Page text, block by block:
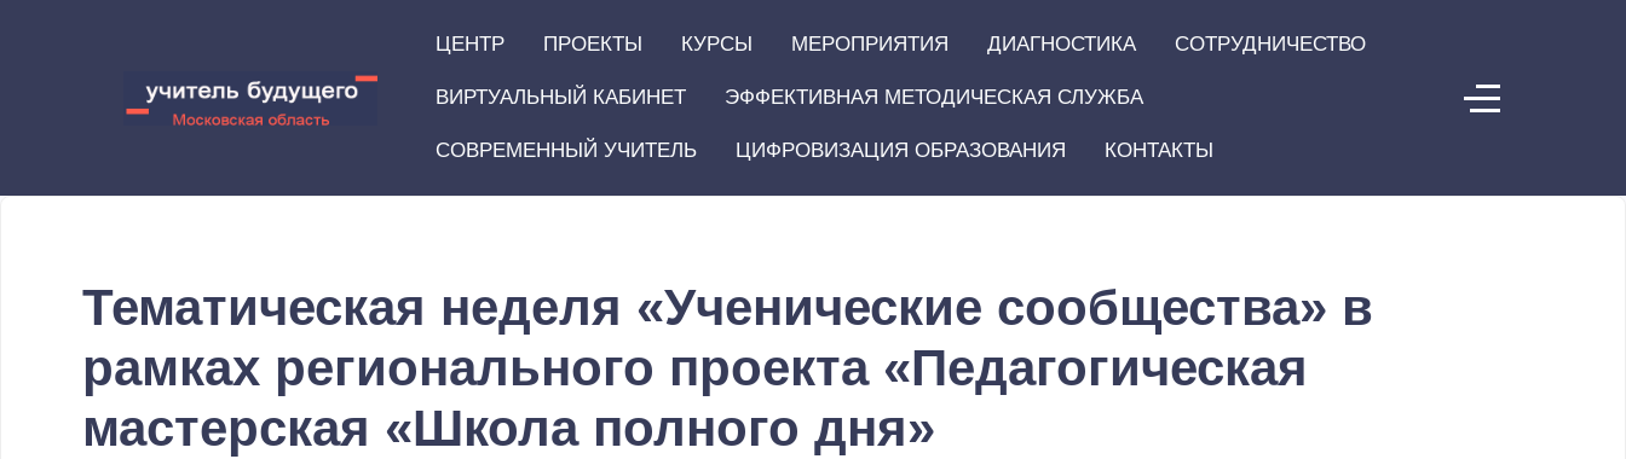
ЦЕНТР ПРОЕКТЫ КУРСЫ МЕРОПРИЯТИЯ ДИАГНОСТИКА СОТРУДНИЧЕСТВО
ВИРТУАЛЬНЫЙ КАБИНЕТ ЭФФЕКТИВНАЯ МЕТОДИЧЕСКАЯ СЛУЖБА
СОВРЕМЕННЫЙ УЧИТЕЛЬ ЦИФРОВИЗАЦИЯ ОБРАЗОВАНИЯ КОНТАКТЫ
Тематическая неделя «Ученические сообщества» в
рамках регионального проекта «Педагогическая
мастерская «Школа полного дня»